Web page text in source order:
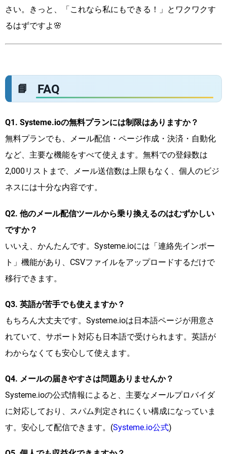
さい。きっと、「これなら私にもできる！」とワクワクす
るはずですよ🌸
FAQ
Q1. Systeme.ioの無料プランには制限はありますか？
無料プランでも、メール配信・ページ作成・決済・自動化
など、主要な機能をすべて使えます。無料での登録数は
2,000リストまで、メール送信数は上限もなく、個人のビジ
ネスには十分な内容です。
Q2. 他のメール配信ツールから乗り換えるのはむずかしい
ですか？
いいえ、かんたんです。Systeme.ioには「連絡先インポー
ト」機能があり、CSVファイルをアップロードするだけで
移行できます。
Q3. 英語が苦手でも使えますか？
もちろん大丈夫です。Systeme.ioは日本語ページが用意さ
れていて、サポート対応も日本語で受けられます。英語が
わからなくても安心して使えます。
Q4. メールの届きやすさは問題ありませんか？
Systeme.ioの公式情報によると、主要なメールプロバイダ
に対応しており、スパム判定されにくい構成になっていま
す。安心して配信できます。(Systeme.io公式)